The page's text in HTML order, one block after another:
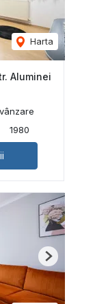
Harta
Aluminei
1980
Next